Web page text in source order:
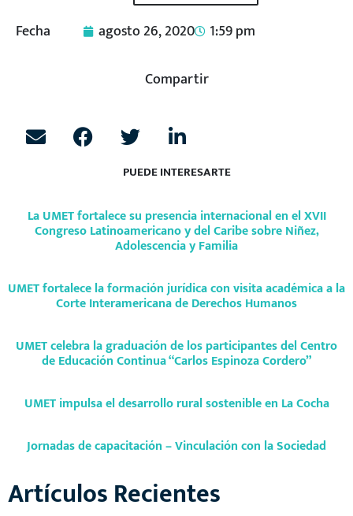
Fecha agosto 26, 2020 1:59 pm
Compartir
PUEDE INTERESARTE
La UMET fortalece su presencia internacional en el XVII
Congreso Latinoamericano y del Caribe sobre Niñez,
Adolescencia y Familia
UMET fortalece la formación jurídica con visita académica a la
Corte Interamericana de Derechos Humanos
UMET celebra la graduación de los participantes del Centro
de Educación Continua “Carlos Espinoza Cordero”
UMET impulsa el desarrollo rural sostenible en La Cocha
Jornadas de capacitación – Vinculación con la Sociedad
Artículos Recientes